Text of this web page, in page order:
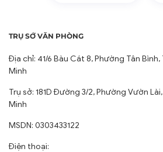
TRỤ SỞ VĂN PHÒNG
Địa chỉ: 41/6 Bàu Cát 8, Phường Tân
Minh
Trụ sở: 181D Đường 3/2, Phường Vườn
Minh
MSDN: 0303433122
Điện thoại: